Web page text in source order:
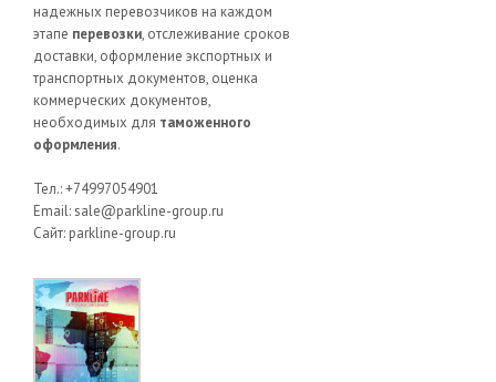
надежных перевозчиков на каждом
этапе перевозки, отслеживание сроков
доставки, оформление экспортных и
транспортных документов, оценка
коммерческих документов,
необходимых для таможенного
оформления.
Тел.: +74997054901
Email: sale@parkline-group.ru
Сайт: parkline-group.ru